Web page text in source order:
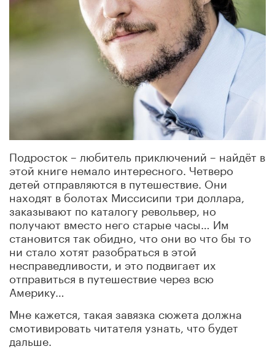
Подросток – любитель приключений – найдёт в
этой книге немало интересного. Четверо
детей отправляются в путешествие. Они
находят в болотах Миссисипи три доллара,
заказывают по каталогу револьвер, но
получают вместо него старые часы… Им
становится так обидно, что они во что бы то
ни стало хотят разобраться в этой
несправедливости, и это подвигает их
отправиться в путешествие через всю
Америку…
Мне кажется, такая завязка сюжета должна
смотивировать читателя узнать, что будет
дальше.